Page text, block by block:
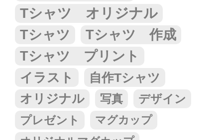
Tシャツ オリジナル
Tシャツ
Tシャツ 作成
Tシャツ プリント
イラスト 自作Tシャツ
オリジナル 写真
デザイン
プレゼント
マグカップ